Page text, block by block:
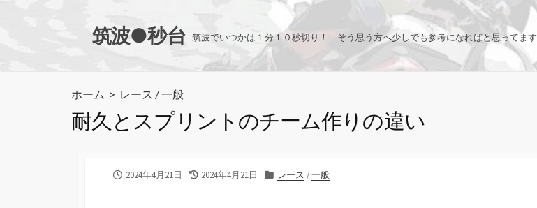
筑波●秒台 筑波でいつかは１分１０秒切り！ そう思う方へ少しでも参考になればと思ってます
ホーム > レース /一般
耐久とスプリントのチーム作りの違い
公
2024年4月21日
最
2024年4月21日
カ
レース /一般